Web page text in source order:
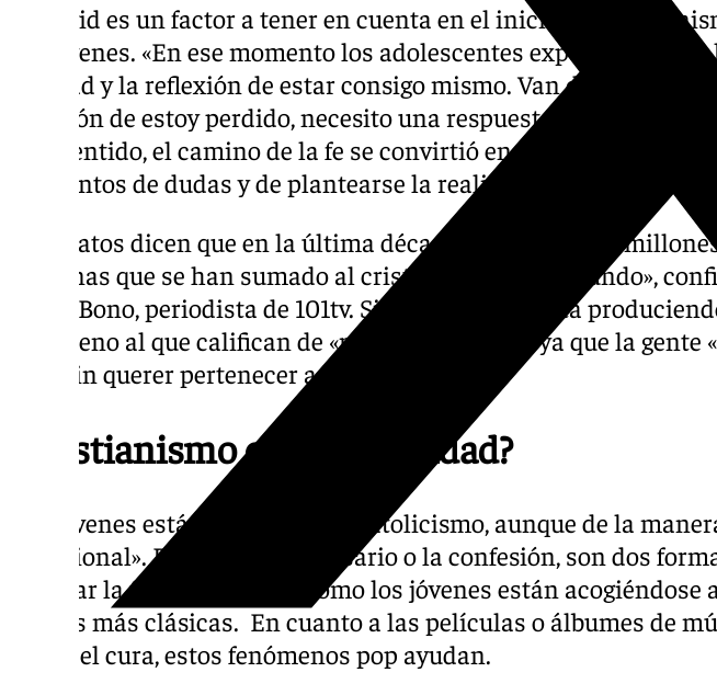
El Covid es un factor a tener en cuenta en el inicio del
los jóvenes. «En ese momento los adolescentes experimentaron
soledad y la reflexión de estar consigo mismo. Van
cuestión de estoy perdido, necesito una respuesta», señala el
este sentido, el camino de la fe se convirtió en una respuesta en
momentos de dudas y de plantearse la realidad.
«Los datos dicen que en la última década hay más de 16 millones
personas que se han sumado al cristianismo en el mundo»,
Curro Bono, periodista de 101tv. Sin embargo, se está
fenómeno al que califican de «muy interesante», ya que la gente
pero sin querer pertenecer a la Iglesia».
¿Cristianismo o espiritualidad?
Los jóvenes están abrazando el catolicismo, aunque de la
tradicional». Por ejemplo, el rosario o la confesión, son dos
mostrar la fe y que revelan como los jóvenes están acogiéndose
formas más clásicas. En cuanto a las películas o álbumes de
según el cura, estos fenómenos pop ayudan.